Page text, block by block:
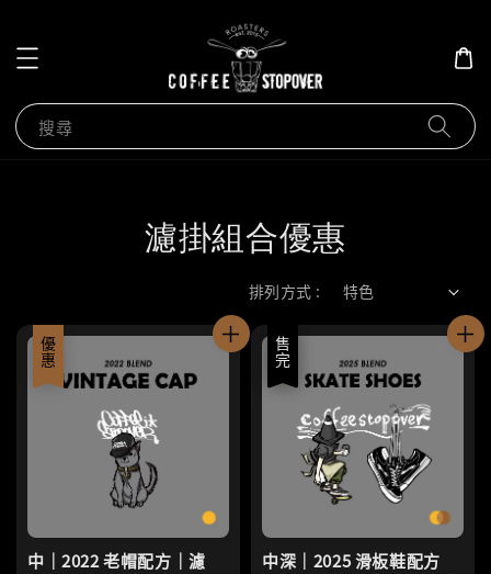
搜尋
濾掛組合優惠
排列方式 :
優惠
中｜2022 老帽配方｜濾
優惠
售完
中深｜2025 滑板鞋配方